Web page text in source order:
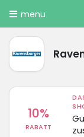
menu
10%
RABATT